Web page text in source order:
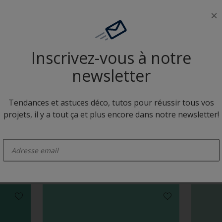
Neutres colorés
M8.23.74
Inscrivez-vous à notre
newsletter
Tendances et astuces déco, tutos pour réussir tous vos
projets, il y a tout ça et plus encore dans notre newsletter!